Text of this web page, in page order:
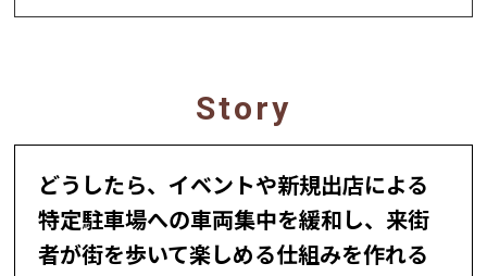
Story
どうしたら、イベントや新規出店による
特定駐車場への車両集中を緩和 し、来街
者が街を歩いて楽しめる仕組みを作れる